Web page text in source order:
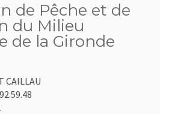
de Pêche et de
du Milieu
de la Gironde
CAILLAU